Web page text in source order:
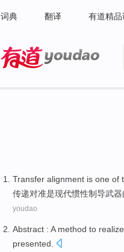
词典 翻译 有道精品
Transfer alignment is one of
传递对准是现代惯性制导武器
youdao
Abstract : A method to realize
presented